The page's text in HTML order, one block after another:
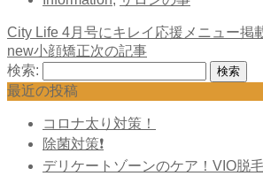
City Life 4月号にキレイ応援メニュー掲
new小顔矯正次の記事
検索:
最近の投稿
コロナ太り対策！
除菌対策❗️
デリケートゾーンのケア！VIO脱